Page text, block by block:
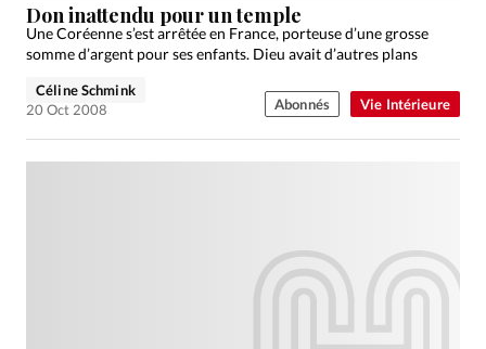
Vie Intérieure
Don inattendu pour un temple
Une Coréenne s’est arrêtée en France, porteuse d’une grosse
somme d’argent pour ses enfants. Dieu avait d’autres plans
Céline Schmink
20 Oct 2008
Abonnés